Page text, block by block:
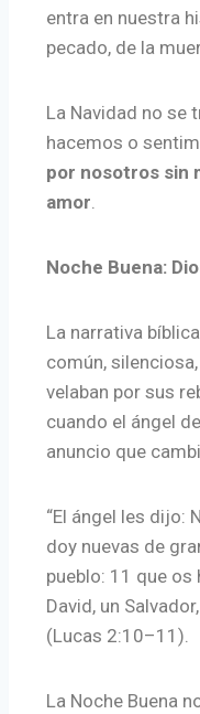
entra en nuestra
pecado, de la
La Navidad no se
hacemos o
por nosotros sin
amor
Noche Buena:
La narrativa
común,
velaban por sus
cuando el ángel
anuncio que
“El ángel les dijo:
doy nuevas de
pueblo: 11 que os
David, un
(Lucas 2:10–11).
La Noche Buena